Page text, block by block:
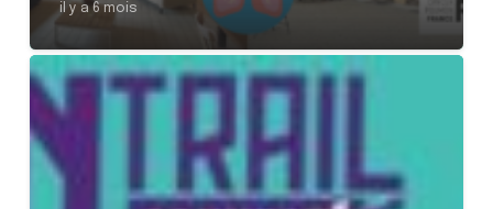
il y a 6 mois